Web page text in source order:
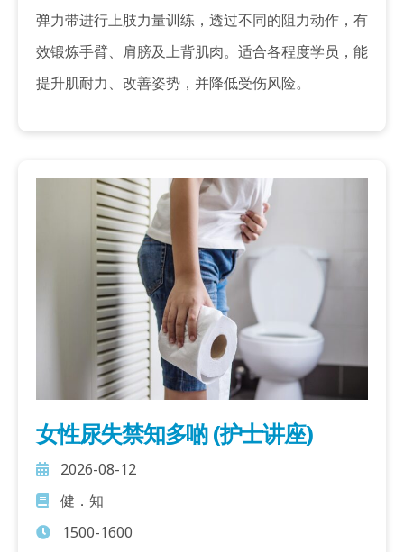
弹力带进行上肢力量训练，透过不同的阻力动作，有
效锻炼手臂、肩膀及上背肌肉。适合各程度学员，能
提升肌耐力、改善姿势，并降低受伤风险。
女性尿失禁知多啲 (护士讲座)
2026-08-12
健．知
1500-1600